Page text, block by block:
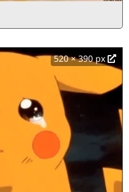
520 × 390 px